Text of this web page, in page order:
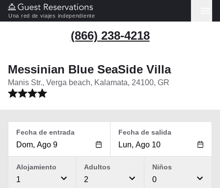
Una red de viajes independiente
(866) 238-4218
Messinian Blue SeaSide Villa
Manis Str., Verga beach, Kalamata, 24100, GR
Fecha de entrada Fecha de salida
1
Alojamiento
2
Adultos
0
Niños